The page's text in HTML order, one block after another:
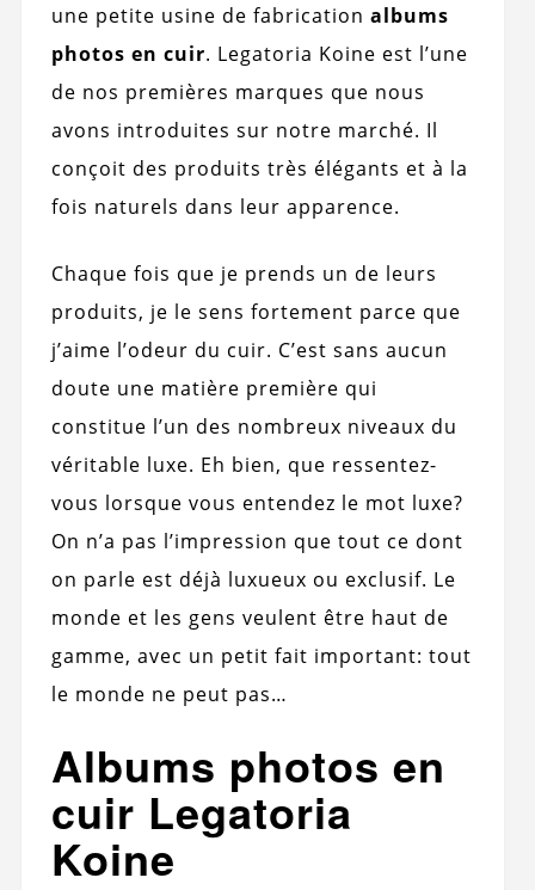
une petite usine de fabrication albums
photos en cuir. Legatoria Koine est l’une
de nos premières marques que nous
avons introduites sur notre marché. Il
conçoit des produits très élégants et à la
fois naturels dans leur apparence.
Chaque fois que je prends un de leurs
produits, je le sens fortement parce que
j’aime l’odeur du cuir. C’est sans aucun
doute une matière première qui
constitue l’un des nombreux niveaux du
véritable luxe. Eh bien, que ressentez-
vous lorsque vous entendez le mot luxe?
On n’a pas l’impression que tout ce dont
on parle est déjà luxueux ou exclusif. Le
monde et les gens veulent être haut de
gamme, avec un petit fait important: tout
le monde ne peut pas…
Albums photos en
cuir Legatoria
Koine